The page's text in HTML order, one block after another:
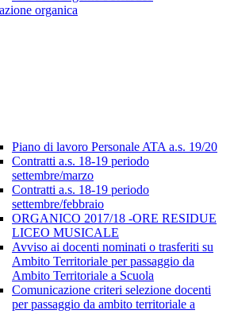
organica
Piano di lavoro Personale ATA a.s. 19/20
Contratti a.s. 18-19 periodo
settembre/marzo
Contratti a.s. 18-19 periodo
settembre/febbraio
ORGANICO 2017/18 -ORE RESIDUE
LICEO MUSICALE
Avviso ai docenti nominati o trasferiti su
Ambito Territoriale per passaggio da
Ambito Territoriale a Scuola
Comunicazione criteri selezione docenti
per passaggio da ambito territoriale a